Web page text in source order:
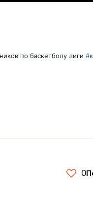
по баскетболу лиги
0